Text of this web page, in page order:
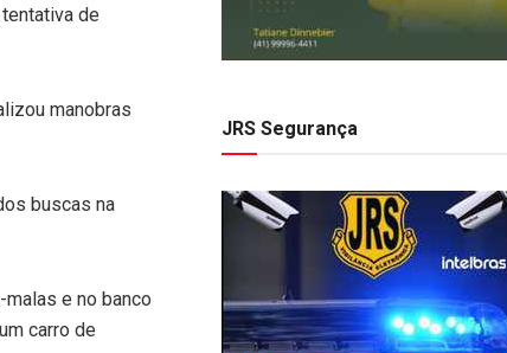
de
manobras
buscas na
e no banco
carro de
JRS Segurança